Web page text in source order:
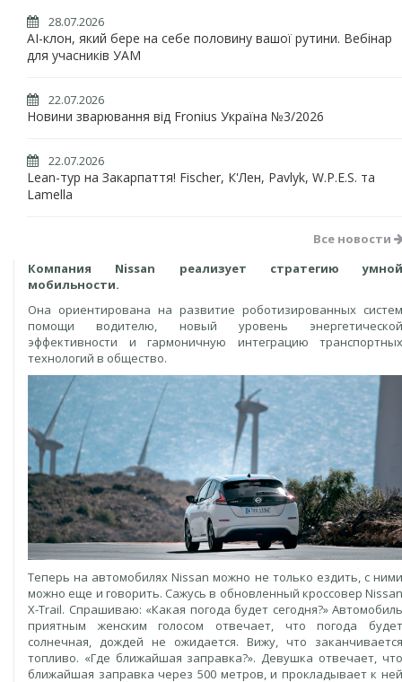
28.07.2026
AI-клон, який бере на себе половину вашої рутини. Вебінар
для учасників УАМ
22.07.2026
Новини зварювання від Fronius Україна №3/2026
22.07.2026
Lean-тур на Закарпаття! Fischer, К'Лен, Pavlyk, W.P.E.S. та
Lamella
Все новости
Компания Nissan реализует стратегию умной
мобильности.
Она ориентирована на развитие роботизированных систем
помощи водителю, новый уровень энергетической
эффективности и гармоничную интеграцию транспортных
технологий в общество.
Теперь на автомобилях Nissan можно не только ездить, с ними
можно еще и говорить. Сажусь в обновленный кроссовер Nissan
X-Trail. Спрашиваю: «Какая погода будет сегодня?» Автомобиль
приятным женским голосом отвечает, что погода будет
солнечная, дождей не ожидается. Вижу, что заканчивается
топливо. «Где ближайшая заправка?». Девушка отвечает, что
ближайшая заправка через 500 метров, и прокладывает к ней